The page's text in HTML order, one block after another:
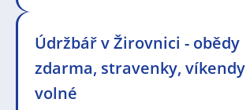
Údržbář v Žirovnici - obědy
zdarma, stravenky, víkendy
volné